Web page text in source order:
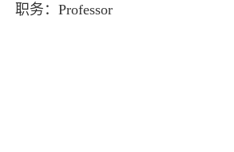
职务：Professor